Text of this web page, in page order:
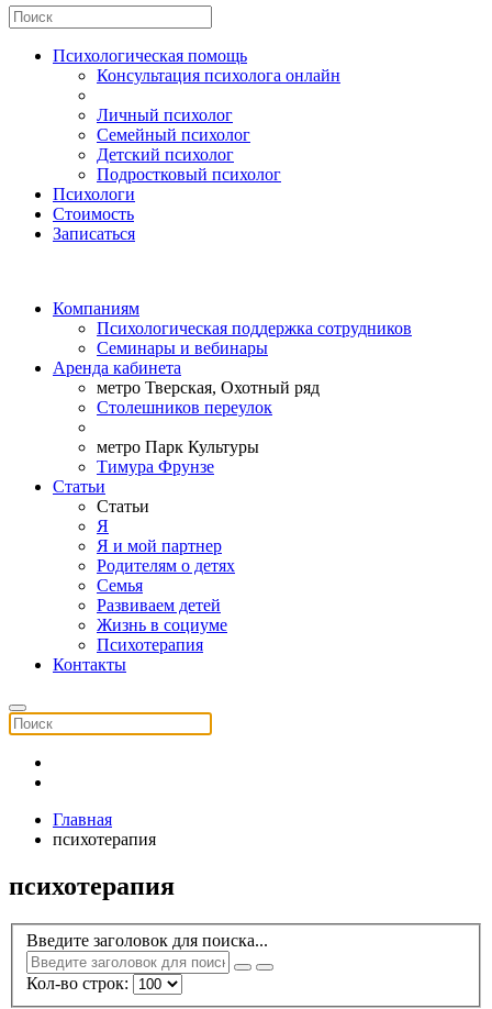
Психологическая помощь
Консультация психолога онлайн
Личный психолог
Семейный психолог
Детский психолог
Подростковый психолог
Психологи
Стоимость
Записаться
Компаниям
Психологическая поддержка сотрудников
Семинары и вебинары
Аренда кабинета
метро Тверская, Охотный ряд
Столешников переулок
метро Парк Культуры
Тимура Фрунзе
Статьи
Статьи
Я
Я и мой партнер
Родителям о детях
Семья
Развиваем детей
Жизнь в социуме
Психотерапия
Контакты
Главная
психотерапия
психотерапия
Введите заголовок для поиска...
Кол-во строк: